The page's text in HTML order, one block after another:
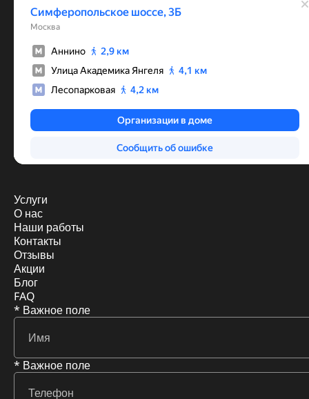
Услуги
О нас
Наши работы
Контакты
Отзывы
Акции
Блог
FAQ
* Важное поле
* Важное поле